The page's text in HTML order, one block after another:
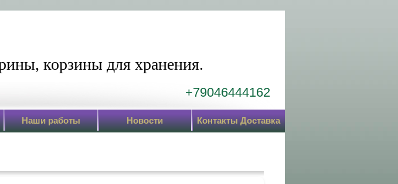
корзины для хранения.
+79046444162
Наши работы Новости Контакты Доставка